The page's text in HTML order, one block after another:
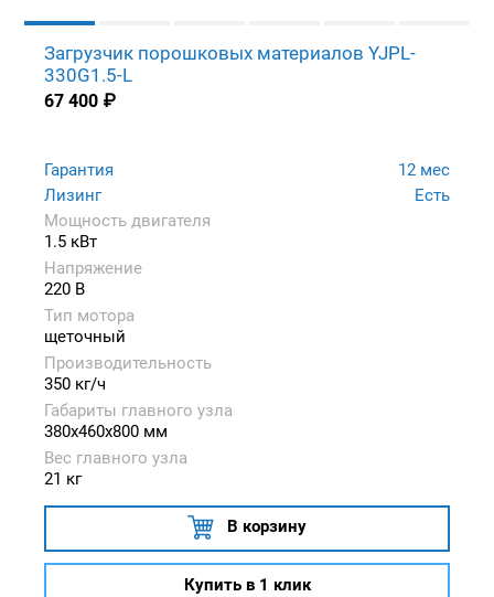
Загрузчик порошковых материалов YJPL-
330G1.5-L
67 400 ₽
Гарантия
12 мес
Лизинг
Есть
Мощность двигателя
1.5 кВт
Напряжение
220 В
Тип мотора
щеточный
Производительность
350 кг/ч
Габариты главного узла
380x460x800 мм
Вес главного узла
21 кг
В корзину
Купить в 1 клик